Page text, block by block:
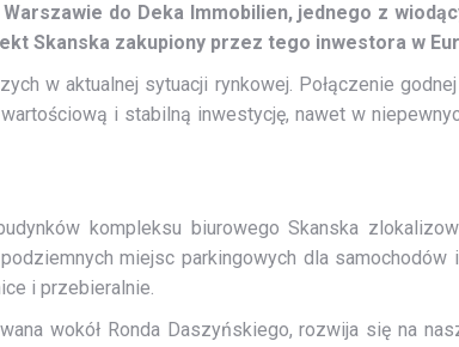
do Deka Immobilien, jednego z
Skanska zakupiony przez tego inwestora w
w aktualnej sytuacji rynkowej. Połączenie
i stabilną inwestycję, nawet w
kompleksu biurowego Skanska
miejsc parkingowych dla
i przebieralnie.
wokół Ronda Daszyńskiego, rozwija się na